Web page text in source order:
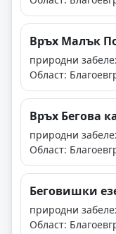
Връх Малък
природни
Област:
Връх Бегова
природни
Област:
Беговишки
природни
Област: